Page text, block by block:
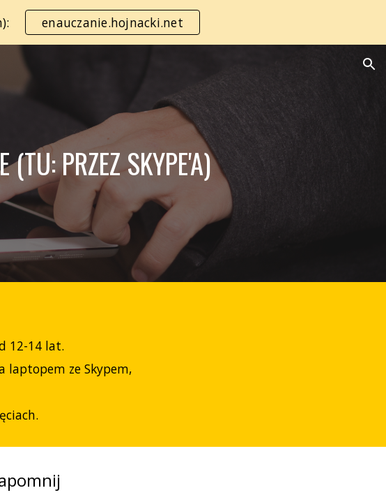
Skip to navigationenauczanie.hojnacki.net
(TU: PRZEZ SKYPE'A)
12-14 lat.
laptopem ze Skypem,